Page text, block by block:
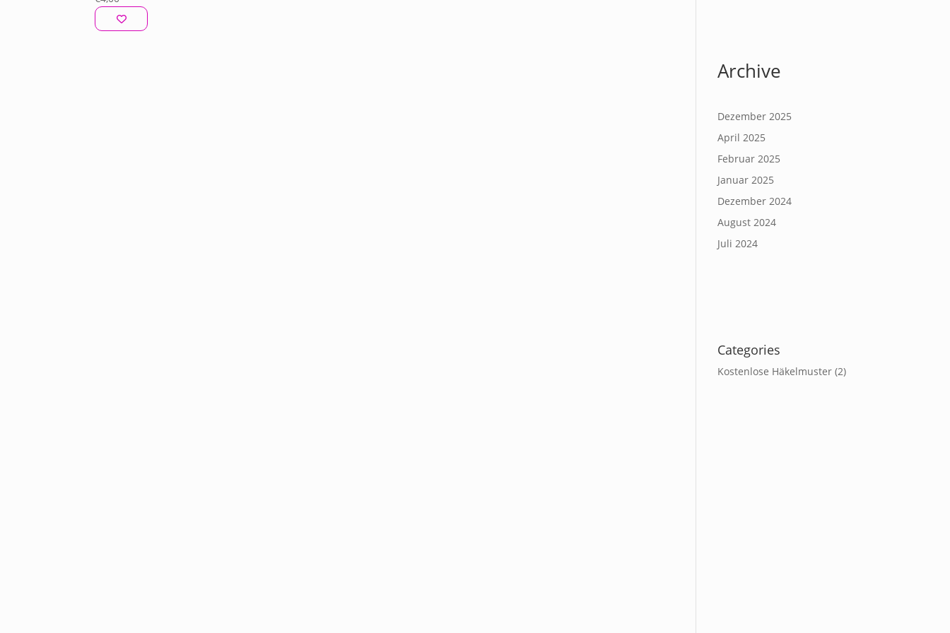
Archive
Dezember 2025
April 2025
Februar 2025
Januar 2025
Dezember 2024
August 2024
Juli 2024
Categories
Kostenlose Häkelmuster (2)